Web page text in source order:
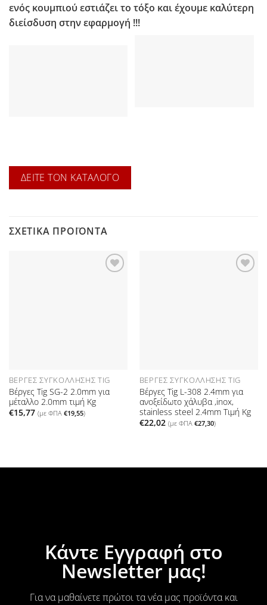
ενός κουμπιού εστιάζει το τόξο και έχουμε καλύτερη
διείσδυση στην εφαρμογή !!!
ΔΕΙΤΕ ΤΟΝ ΚΑΤΑΛΟΓΟ
ΣΧΕΤΙΚΆ ΠΡΟΪΌΝΤΑ
ΒΈΡΓΕΣ ΣΥΓΚΌΛΛΗΣΗΣ TIG
Βέργες Tig SG-2 2.0mm για
μέταλλο 2.0mm τιμή Kg
€15,77 (με ΦΠΑ €19,55)
ΒΈΡΓΕΣ ΣΥΓΚΌΛΛΗΣΗΣ TIG
Βέργες Tig L-308 2.4mm για
ανοξείδωτο χάλυβα ,inox,
stainless steel 2.4mm Τιμή Kg
€22,02 (με ΦΠΑ €27,30)
Κάντε Εγγραφή στο
Newsletter μας!
Για να μαθαίνετε πρώτοι τα νέα μας προϊόντα και